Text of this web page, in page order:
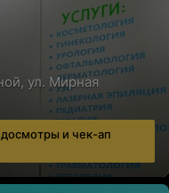
ул. Мирная
и чек-ап